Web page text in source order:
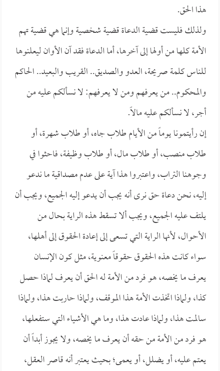
هذا الحق.
ولذلك فليست قضية الدعاة قضية شخصية وإنما هي قضية تهم
الأمة كلها من أولها إلى آخرها، أما الدعاة فقد آن الأوان ليعلنوها
للناس كلمة صريحة، العدو والصديق.. القريب والبعيد.. الحاكم
والمحكوم.. من يعرفهم ومن لا يعرفهم: لا نسألكم عليه من
أجر، لا نسألكم عليه مالاً.
إن رأيتمونا يوماً من الأيام طلاب جاه، أو طلاب شهرة، أو
طلاب منصب، أو طلاب مال، أو طلاب وظيفة، فاحثوا في
وجوهنا التراب، واعتبروا هذا آية على عدم مصداقية ما ندعو
إليه، نحن دعاة حق نرى أنه يجب أن يدعو إليه الجميع، ويجب أن
يلتف عليه الجميع، ويجب ألا تسقط هذه الراية بحال من
الأحوال، لأنها الراية التي تسعى إلى إعادة الحقوق إلى أهلها،
سواء كانت هذه الحقوق حقوقاً معنوية، مثل كون الإنسان
يعرف ما يخصه، هو فرد من الأمة له الحق أن يعرف لماذا حصل
كذا، ولماذا اتخذت الأمة هذا الموقف، ولماذا حاربت هذا، ولماذا
سالمت هذا، ولماذا عادت هذا، وما هي الأشياء التي ستفعلها،
هو فرد من الأمة من حقه أن يعرف ما يخصه، ولا يجوز أبداً أن
يعتم عليه، أو يضلل، أو يعمى؛ بحيث يعتبر أنه قاصر العقل،